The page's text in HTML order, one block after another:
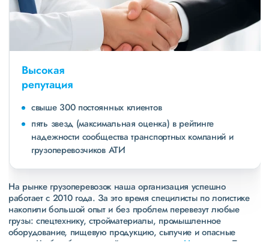
Высокая
репутация
свыше 300 постоянных клиентов
пять звезд (максимальная оценка) в рейтинге
надежности сообщества транспортных компаний и
грузоперевозчиков АТИ
На рынке грузоперевозок наша организация успешно
работает с 2010 года. За это время специлисты по логистике
накопили большой опыт и без проблем перевезут любые
грузы: спецтехнику, стройматериалы, промышленное
оборудование, пищевую продукцию, сыпучие и опасные